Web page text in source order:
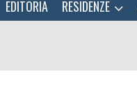
EDITORIA RESIDENZE